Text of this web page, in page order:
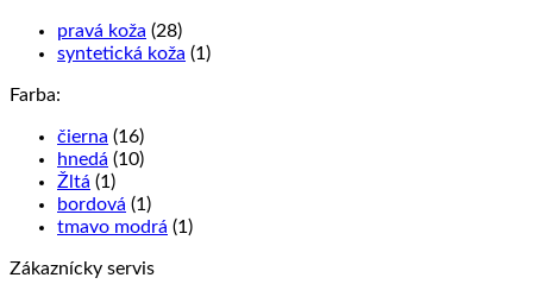
pravá koža (28)
syntetická koža (1)
Farba:
čierna (16)
hnedá (10)
Žltá (1)
bordová (1)
tmavo modrá (1)
Zákaznícky servis